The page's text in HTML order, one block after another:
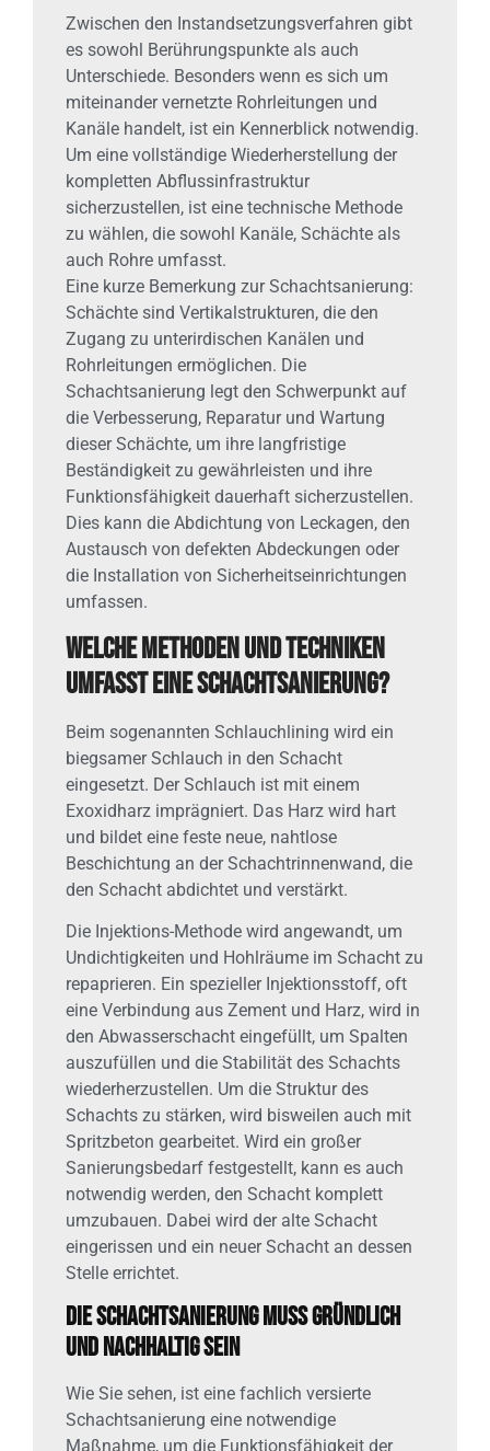
Zwischen den Instandsetzungsverfahren gibt
es sowohl Berührungspunkte als auch
Unterschiede. Besonders wenn es sich um
miteinander vernetzte Rohrleitungen und
Kanäle handelt, ist ein Kennerblick notwendig.
Um eine vollständige Wiederherstellung der
kompletten Abflussinfrastruktur
sicherzustellen, ist eine technische Methode
zu wählen, die sowohl Kanäle, Schächte als
auch Rohre umfasst.
Eine kurze Bemerkung zur Schachtsanierung:
Schächte sind Vertikalstrukturen, die den
Zugang zu unterirdischen Kanälen und
Rohrleitungen ermöglichen. Die
Schachtsanierung legt den Schwerpunkt auf
die Verbesserung, Reparatur und Wartung
dieser Schächte, um ihre langfristige
Beständigkeit zu gewährleisten und ihre
Funktionsfähigkeit dauerhaft sicherzustellen.
Dies kann die Abdichtung von Leckagen, den
Austausch von defekten Abdeckungen oder
die Installation von Sicherheitseinrichtungen
umfassen.
Welche Methoden und Techniken
umfasst eine Schachtsanierung?
Beim sogenannten Schlauchlining wird ein
biegsamer Schlauch in den Schacht
eingesetzt. Der Schlauch ist mit einem
Exoxidharz imprägniert. Das Harz wird hart
und bildet eine feste neue, nahtlose
Beschichtung an der Schachtrinnenwand, die
den Schacht abdichtet und verstärkt.
Die Injektions-Methode wird angewandt, um
Undichtigkeiten und Hohlräume im Schacht zu
repaprieren. Ein spezieller Injektionsstoff, oft
eine Verbindung aus Zement und Harz, wird in
den Abwasserschacht eingefüllt, um Spalten
auszufüllen und die Stabilität des Schachts
wiederherzustellen. Um die Struktur des
Schachts zu stärken, wird bisweilen auch mit
Spritzbeton gearbeitet. Wird ein großer
Sanierungsbedarf festgestellt, kann es auch
notwendig werden, den Schacht komplett
umzubauen. Dabei wird der alte Schacht
eingerissen und ein neuer Schacht an dessen
Stelle errichtet.
Die Schachtsanierung muss gründlich
und nachhaltig sein
Wie Sie sehen, ist eine fachlich versierte
Schachtsanierung eine notwendige
Maßnahme, um die Funktionsfähigkeit der